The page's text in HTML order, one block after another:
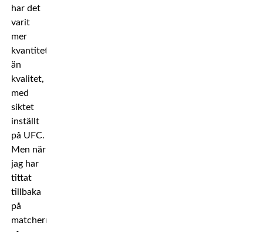
har det
varit
mer
kvantitet
än
kvalitet,
med
siktet
inställt
på UFC.
Men när
jag har
tittat
tillbaka
på
matcherna